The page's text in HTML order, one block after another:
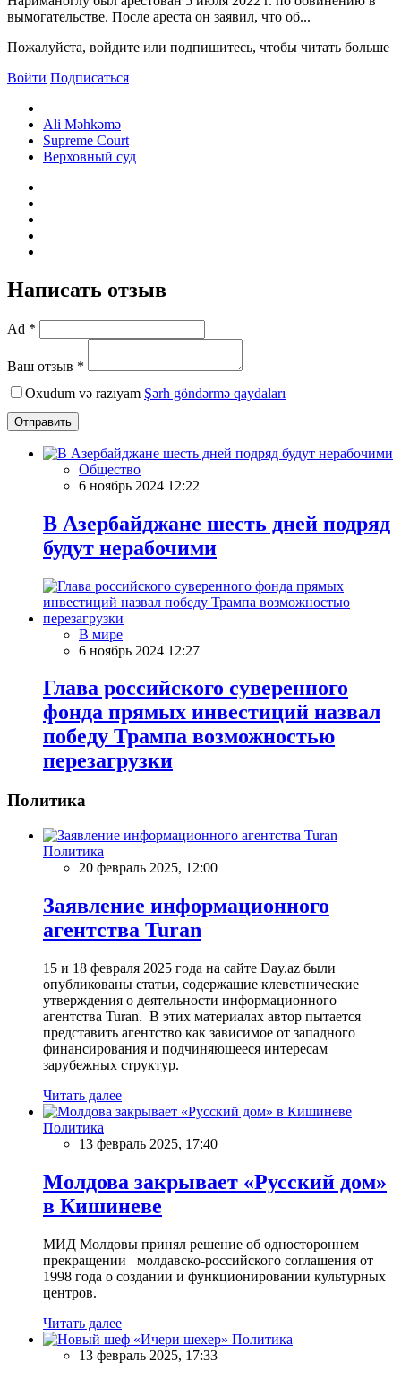
вымогательстве. После ареста он заявил, что об...
Пожалуйста, войдите или подпишитесь, чтобы читать больше
Войти Подписаться
Ali Məhkəmə
Supreme Court
Верховный суд
Написать отзыв
Ad *
Ваш отзыв *
Oxudum və razıyam Şərh göndərmə qaydaları
Отправить
Общество
6 ноябрь 2024 12:22
В Азербайджане шесть дней подряд
будут нерабочими
В мире
6 ноябрь 2024 12:27
Глава российского суверенного
фонда прямых инвестиций назвал
победу Трампа возможностью
перезагрузки
Политика
Политика
20 февраль 2025, 12:00
Заявление информационного
агентства Turan
15 и 18 февраля 2025 года на сайте Day.az были
опубликованы статьи, содержащие клеветнические
утверждения о деятельности информационного
агентства Turan. В этих материалах автор пытается
представить агентство как зависимое от западного
финансирования и подчиняющееся интересам
зарубежных структур.
Читать далее
Политика
13 февраль 2025, 17:40
Молдова закрывает «Русский дом»
в Кишиневе
МИД Молдовы принял решение об одностороннем
прекращении молдавско-российского соглашения от
1998 года о создании и функционировании культурных
центров.
Читать далее
Политика
13 февраль 2025, 17:33